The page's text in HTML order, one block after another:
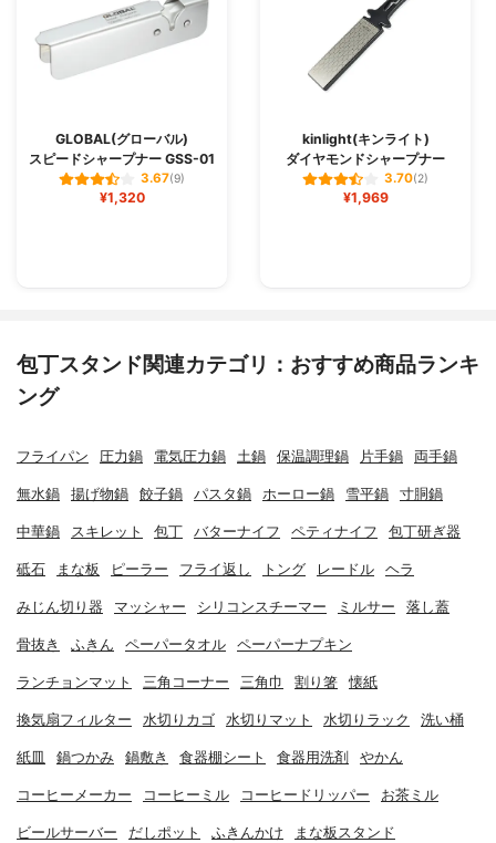
GLOBAL(グローバル)
スピードシャープナー GSS-01
3.67(9)
¥1,320
kinlight(キンライト)
ダイヤモンドシャープナー
3.70(2)
¥1,969
包丁スタンド関連カテゴリ：おすすめ商品ランキ
ング
フライパン 圧力鍋 電気圧力鍋 土鍋 保温調理鍋 片手鍋 両手鍋
無水鍋 揚げ物鍋 餃子鍋 パスタ鍋 ホーロー鍋 雪平鍋 寸胴鍋
中華鍋 スキレット 包丁 バターナイフ ペティナイフ 包丁研ぎ器
砥石 まな板 ピーラー フライ返し トング レードル ヘラ
みじん切り器 マッシャー シリコンスチーマー ミルサー 落し蓋
骨抜き ふきん ペーパータオル ペーパーナプキン
ランチョンマット 三角コーナー 三角巾 割り箸 懐紙
換気扇フィルター 水切りカゴ 水切りマット 水切りラック 洗い桶
紙皿 鍋つかみ 鍋敷き 食器棚シート 食器用洗剤 やかん
コーヒーメーカー コーヒーミル コーヒードリッパー お茶ミル
ビールサーバー だしポット ふきんかけ まな板スタンド